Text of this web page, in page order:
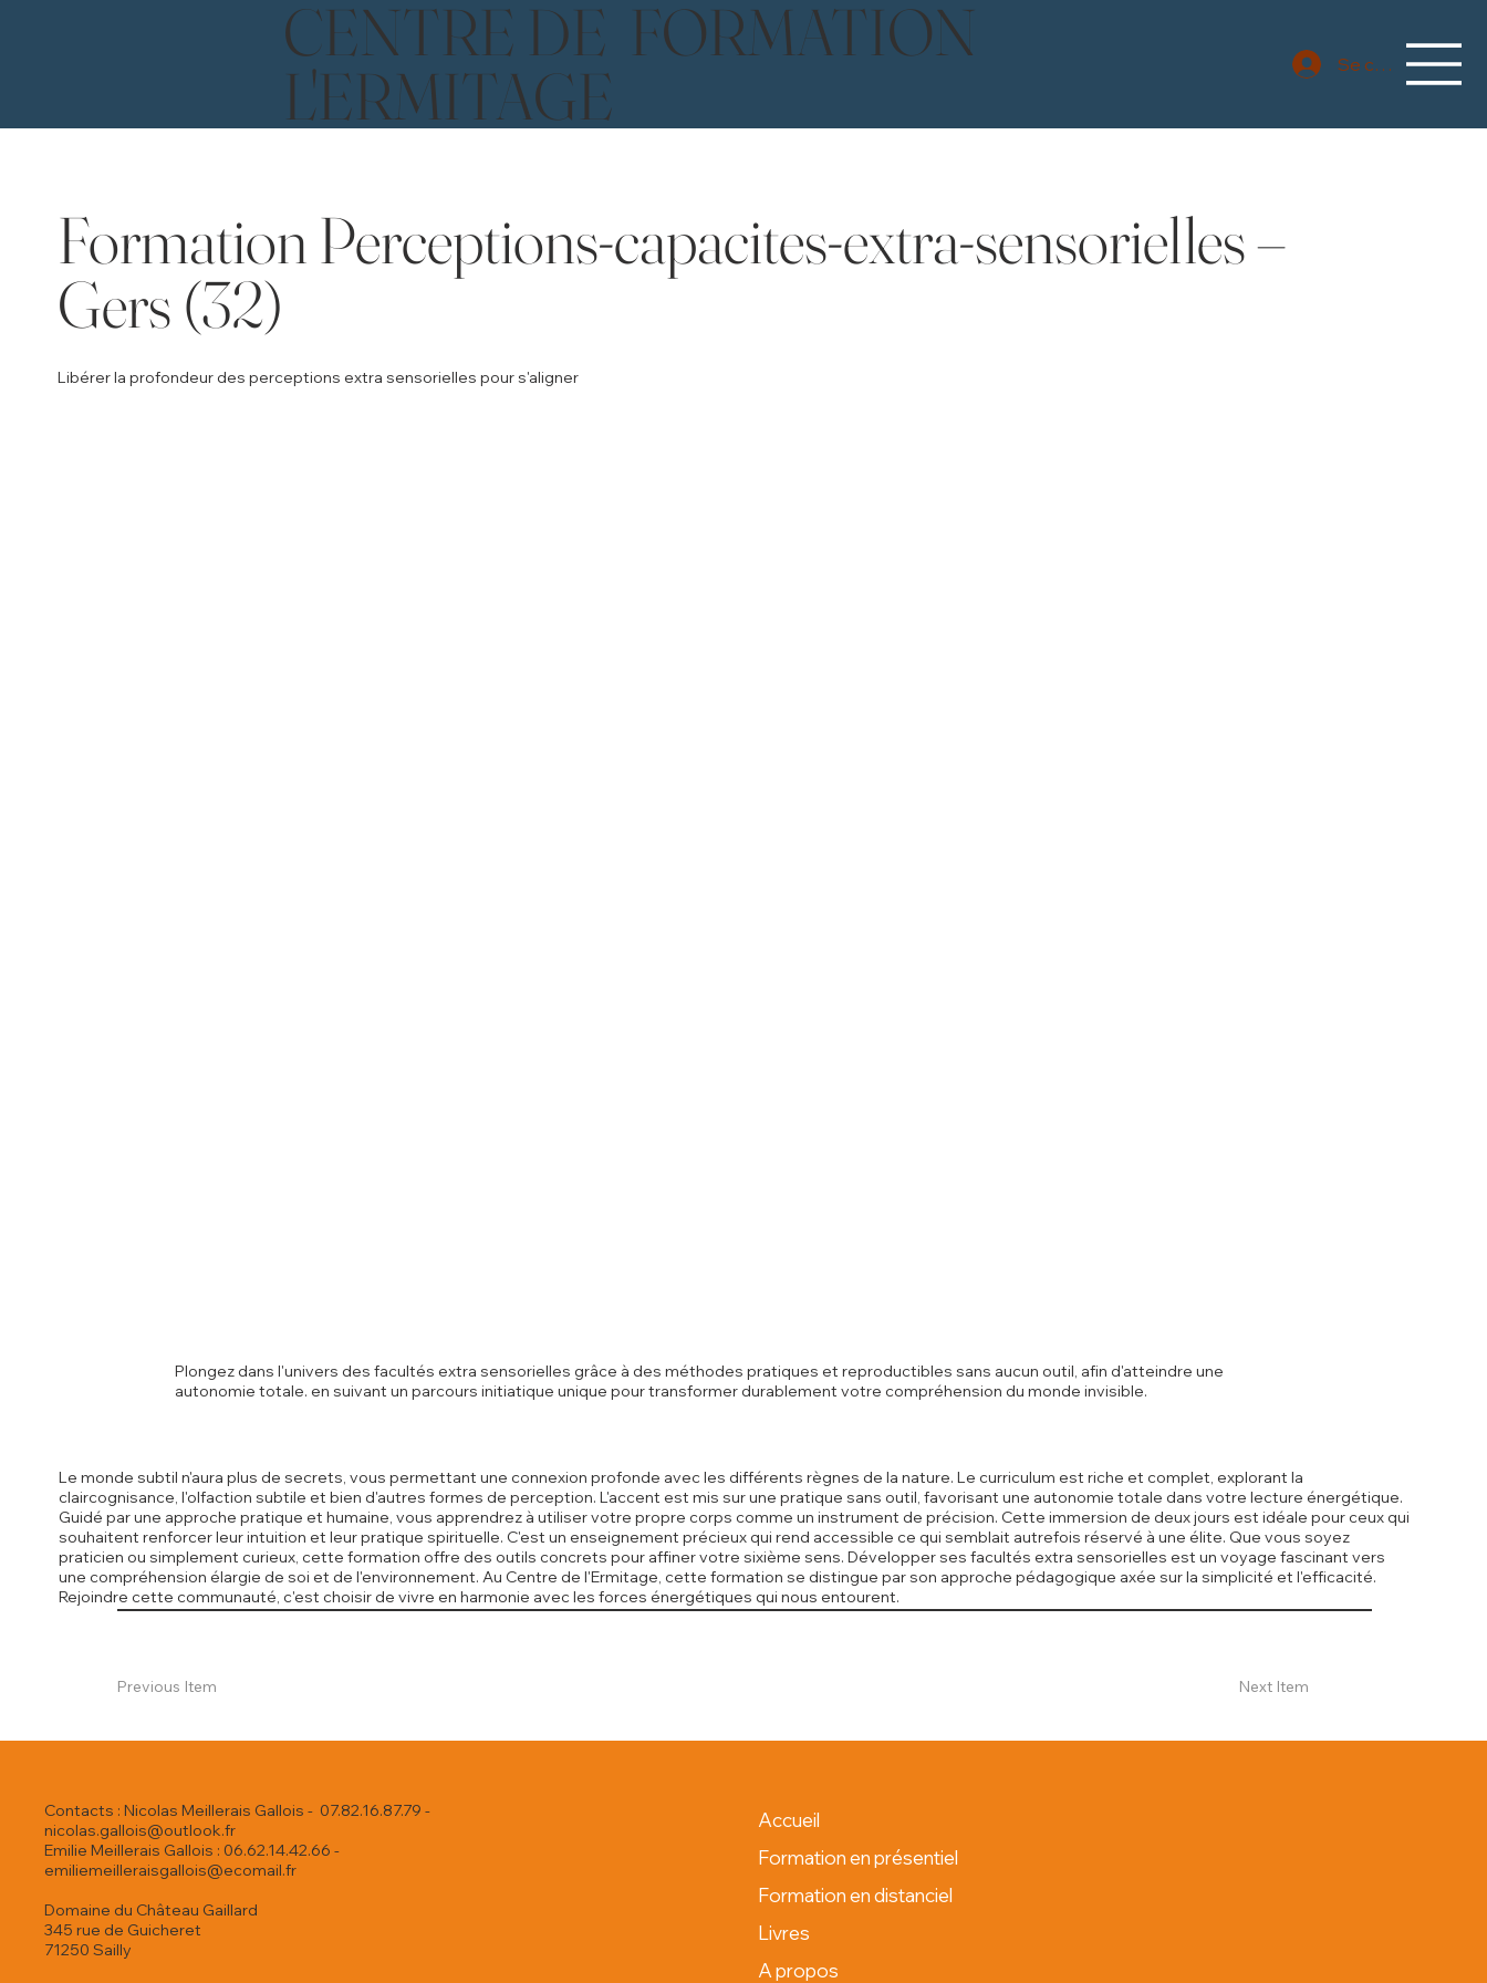
CENTRE DE FORMATION
L'ERMITAGE Se connecter
Formation Perceptions-capacites-extra-sensorielles –
Gers (32)
Libérer la profondeur des perceptions extra sensorielles pour s'aligner
Plongez dans l'univers des facultés extra sensorielles grâce à des méthodes pratiques et reproductibles sans aucun outil, afin d'atteindre une
autonomie totale. en suivant un parcours initiatique unique pour transformer durablement votre compréhension du monde invisible.
Previous Item Next Item
Le monde subtil n'aura plus de secrets, vous permettant une connexion profonde avec les différents règnes de la nature. Le curriculum est riche et complet, explorant la
claircognisance, l'olfaction subtile et bien d'autres formes de perception. L'accent est mis sur une pratique sans outil, favorisant une autonomie totale dans votre lecture énergétique.
Guidé par une approche pratique et humaine, vous apprendrez à utiliser votre propre corps comme un instrument de précision. Cette immersion de deux jours est idéale pour ceux qui
souhaitent renforcer leur intuition et leur pratique spirituelle. C'est un enseignement précieux qui rend accessible ce qui semblait autrefois réservé à une élite. Que vous soyez
praticien ou simplement curieux, cette formation offre des outils concrets pour affiner votre sixième sens. Développer ses facultés extra sensorielles est un voyage fascinant vers
une compréhension élargie de soi et de l'environnement. Au Centre de l'Ermitage, cette formation se distingue par son approche pédagogique axée sur la simplicité et l'efficacité.
Rejoindre cette communauté, c'est choisir de vivre en harmonie avec les forces énergétiques qui nous entourent.
Contacts : Nicolas Meillerais Gallois - 07.82.16.87.79 -
nicolas.gallois@outlook.fr
Emilie Meillerais Gallois : 06.62.14.42.66 -
emiliemeilleraisgallois@ecomail.fr
Domaine du Château Gaillard
345 rue de Guicheret
71250 Sailly
Accueil
Formation en présentiel
Formation en distanciel
Livres
A propos